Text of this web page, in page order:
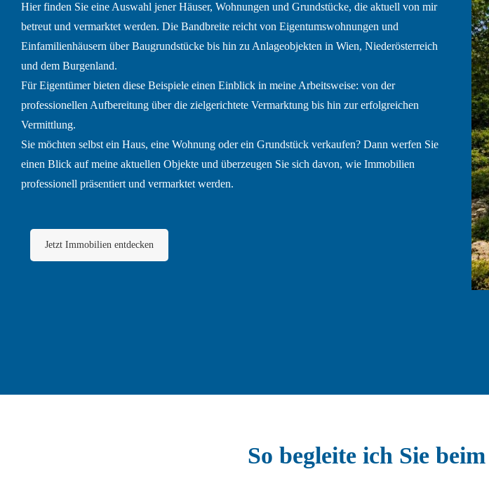
Hier finden Sie eine Auswahl jener Häuser, Wohnungen und Grundstücke, die aktuell von mir
betreut und vermarktet werden. Die Bandbreite reicht von Eigentumswohnungen und
Einfamilienhäusern über Baugrundstücke bis hin zu Anlageobjekten in Wien, Niederösterreich
und dem Burgenland.
Für Eigentümer bieten diese Beispiele einen Einblick in meine Arbeitsweise: von der
professionellen Aufbereitung über die zielgerichtete Vermarktung bis hin zur erfolgreichen
Vermittlung.
Sie möchten selbst ein Haus, eine Wohnung oder ein Grundstück verkaufen? Dann werfen Sie
einen Blick auf meine aktuellen Objekte und überzeugen Sie sich davon, wie Immobilien
professionell präsentiert und vermarktet werden.
Jetzt Immobilien entdecken
So begleite ich Sie